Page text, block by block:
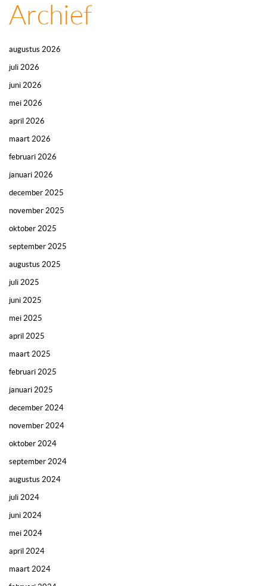
Archief
augustus 2026
juli 2026
juni 2026
mei 2026
april 2026
maart 2026
februari 2026
januari 2026
december 2025
november 2025
oktober 2025
september 2025
augustus 2025
juli 2025
juni 2025
mei 2025
april 2025
maart 2025
februari 2025
januari 2025
december 2024
november 2024
oktober 2024
september 2024
augustus 2024
juli 2024
juni 2024
mei 2024
april 2024
maart 2024